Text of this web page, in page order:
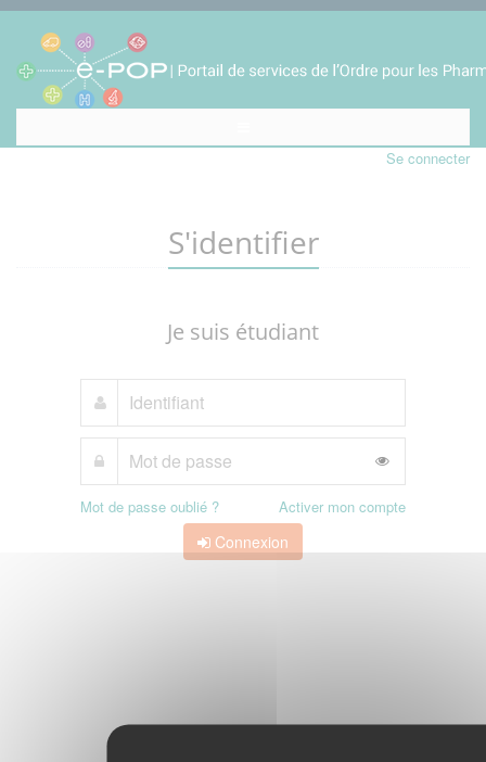
Se connecter
S'identifier
Je suis étudiant
Mot de passe oublié ? Activer mon compte
Connexion